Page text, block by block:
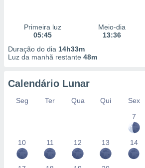
Primeira luz
05:45
Meio-dia
13:36
Duração do dia 14h33m
Luz da manhã restante 48m
Calendário Lunar
Seg Ter Qua Qui Sex
7
10 11 12 13 14